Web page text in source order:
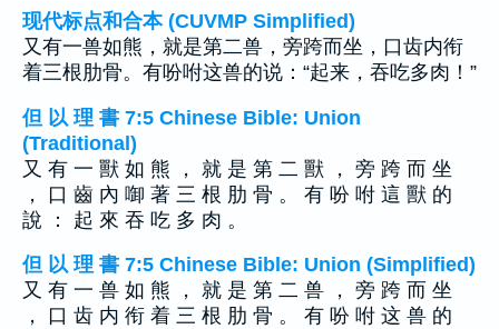
现代标点和合本 (CUVMP Simplified)
又有一兽如熊，就是第二兽，旁跨而坐，口齿内衔
着三根肋骨。有吩咐这兽的说：“起来，吞吃多肉！”
但 以 理 書 7:5 Chinese Bible: Union
(Traditional)
又 有 一 獸 如 熊 ， 就 是 第 二 獸 ， 旁 跨 而 坐
， 口 齒 內 啣 著 三 根 肋 骨 。 有 吩 咐 這 獸 的
說 ： 起 來 吞 吃 多 肉 。
但 以 理 書 7:5 Chinese Bible: Union (Simplified)
又 有 一 兽 如 熊 ， 就 是 第 二 兽 ， 旁 跨 而 坐
， 口 齿 内 衔 着 三 根 肋 骨 。 有 吩 咐 这 兽 的